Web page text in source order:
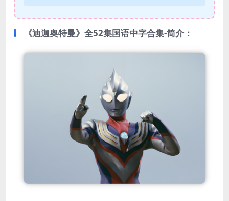
《迪迦奥特曼》全52集国语中字合集-简介：